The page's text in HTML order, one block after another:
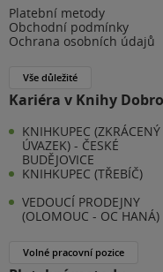
Platební metody
Obchodní podmínky
Ochrana osobních údajů
Vše důležité
Kariéra v Knihy
KNIHKUPEC (ZKRÁCENÝ
ÚVAZEK) - ČESKÉ
BUDĚJOVICE
KNIHKUPEC (TŘEBÍČ)
VEDOUCÍ PRODEJNY
(OLOMOUC - OC HANÁ)
Volné pracovní pozice